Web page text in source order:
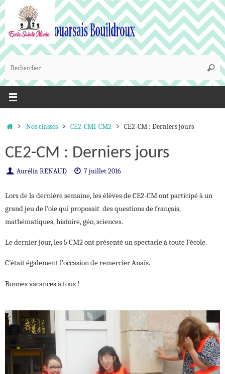
Passer
au
contenu
:
AccueilNos classes CE2-CM1-CM2 CE2-CM : Derniers jours
CE2-CM : Derniers jours
Aurélia RENAUD 7 juillet 2016
Lors de la dernière semaine, les élèves de CE2-CM ont participé à un
grand jeu de l’oie qui proposait des questions de français,
mathématiques, histoire, géo, sciences.
Le dernier jour, les 5 CM2 ont présenté un spectacle à toute l’école.
C’était également l’occasion de remercier Anaïs.
Bonnes vacances à tous !